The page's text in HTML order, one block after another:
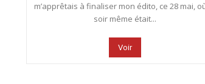
m’apprêtais à finaliser mon édito, ce 28 mai,
soir même était...
Voir